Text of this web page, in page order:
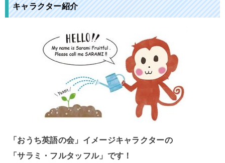
キャラクター紹介
「おうち英語の会」イメージキャラクターの
「サラミ・フルタッフル」です！